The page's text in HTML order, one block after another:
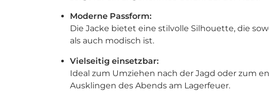
Moderne Passform:
Die Jacke bietet eine stilvolle Silhouette, die
als auch modisch ist.
Vielseitig einsetzbar:
Ideal zum Umziehen nach der Jagd oder zum
Ausklingen des Abends am Lagerfeuer.